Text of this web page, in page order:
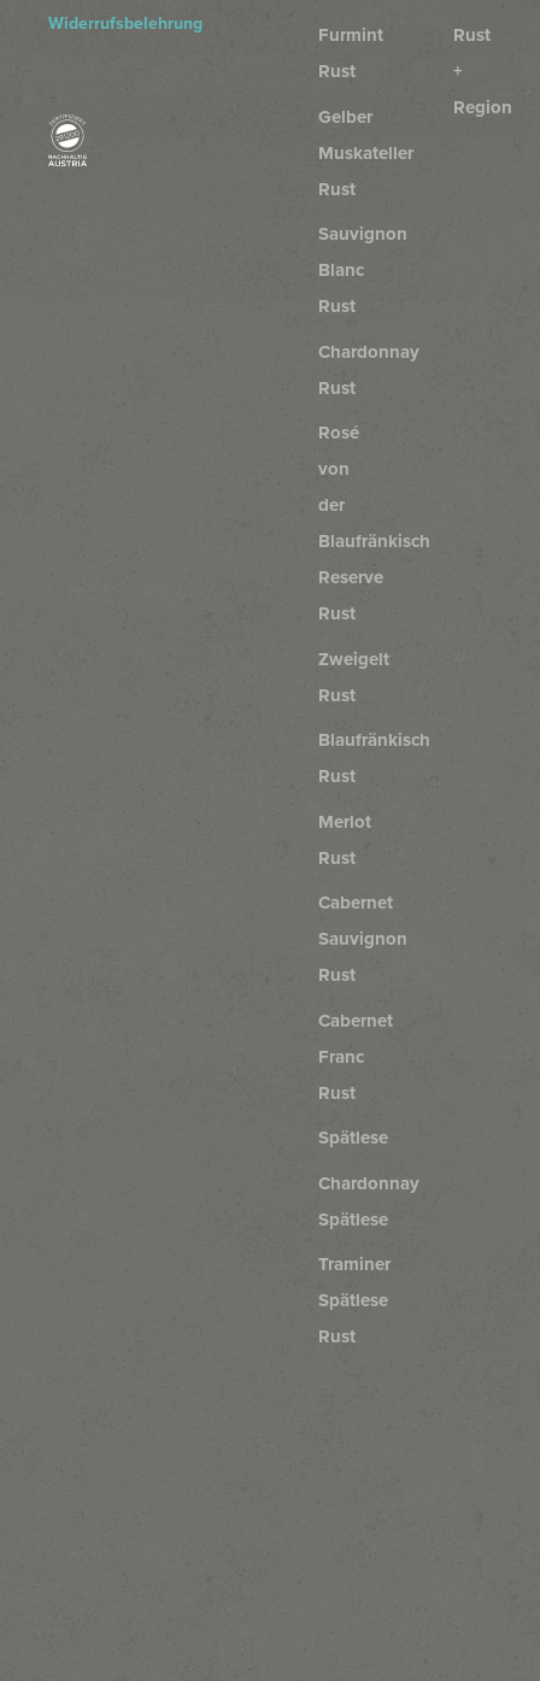
Widerrufsbelehrung
Furmint
Rust
Gelber
Muskateller
Rust
Sauvignon
Blanc
Rust
Chardonnay
Rust
Rosé
von
der
Blaufränkisch
Reserve
Rust
Zweigelt
Rust
Blaufränkisch
Rust
Merlot
Rust
Cabernet
Sauvignon
Rust
Cabernet
Franc
Rust
Spätlese
Chardonnay
Spätlese
Traminer
Spätlese
Rust
Rust
+
Region